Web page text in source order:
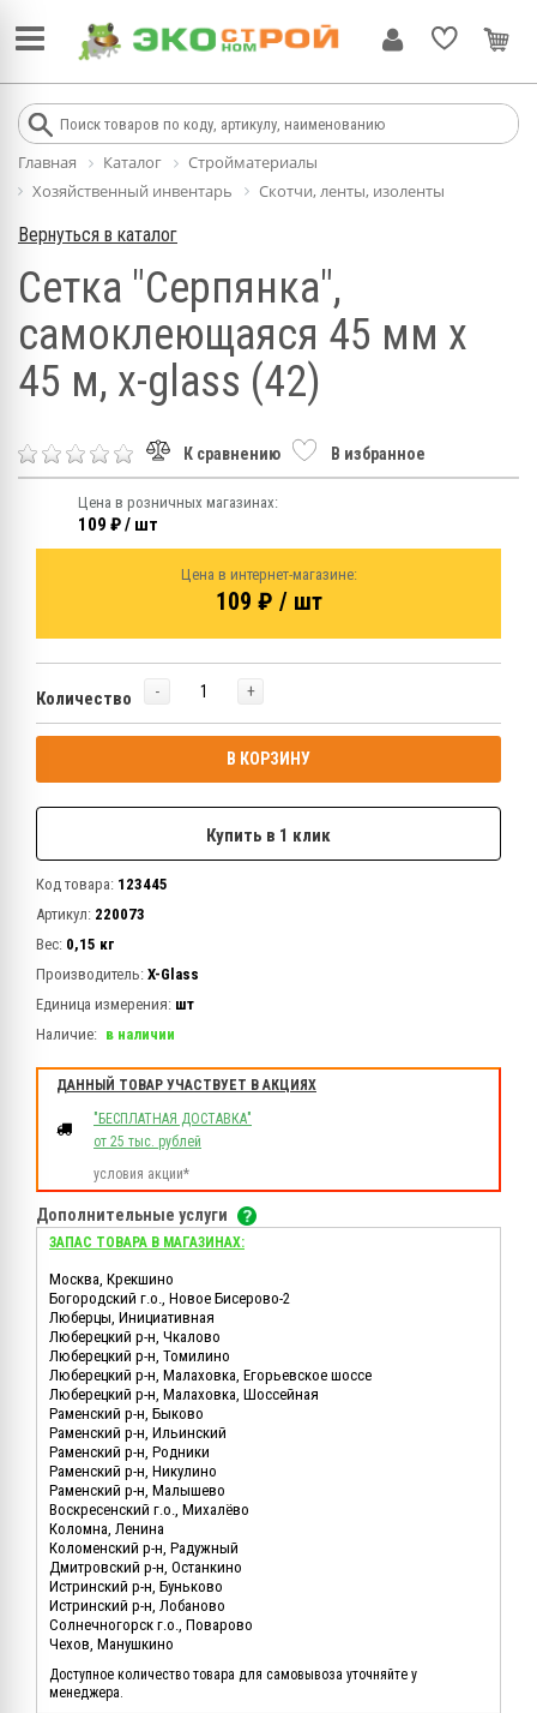
Главная Каталог
Стройматериалы
Хозяйственный инвентарь
Скотчи, ленты, изоленты
Вернуться в каталог
Сетка "Серпянка",
самоклеющаяся 45 мм х
45 м, x-glass (42)
К сравнению В избранное
Цена в розничных магазинах:
109 ₽ / шт
Цена в интернет-магазине:
109 ₽ / шт
Количество - +
В КОРЗИНУ
Купить в 1 клик
Код товара: 123445
Артикул: 220073
Вес: 0,15 кг
Производитель: X-Glass
Единица измерения: шт
Наличие: в наличии
ДАННЫЙ ТОВАР УЧАСТВУЕТ В АКЦИЯХ
"БЕСПЛАТНАЯ ДОСТАВКА"
от 25 тыс. рублей
условия акции*
Дополнительные услуги
ЗАПАС ТОВАРА В МАГАЗИНАХ:
Москва, Крекшино
Богородский г.о., Новое Бисерово-2
Люберцы, Инициативная
Люберецкий р-н, Чкалово
Люберецкий р-н, Томилино
Люберецкий р-н, Малаховка, Егорьевское шоссе
Люберецкий р-н, Малаховка, Шоссейная
Раменский р-н, Быково
Раменский р-н, Ильинский
Раменский р-н, Родники
Раменский р-н, Никулино
Раменский р-н, Малышево
Воскресенский г.о., Михалёво
Коломна, Ленина
Коломенский р-н, Радужный
Дмитровский р-н, Останкино
Истринский р-н, Буньково
Истринский р-н, Лобаново
Солнечногорск г.о., Поварово
Чехов, Манушкино
Доступное количество товара для самовывоза уточняйте у
менеджера.